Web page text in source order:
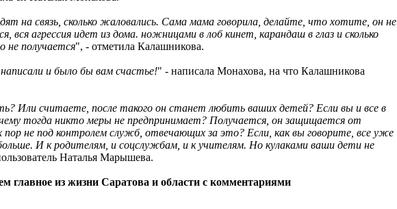
на связь, сколько жаловались. Сама мама говорила, делайте, что хотите, он не
вся агрессия идет из дома. ножницами в лоб кинет, карандаш в глаз и сколько
не получается", - отметила Калашникова.
и было бы вам счастье!" - написала Монахова, на что Калашникова
Или считаете, после такого он станет любить ваших детей? Если вы и все в
тогда никто меры не предпринимает? Получается, он защищается от
не под контролем служб, отвечающих за это? Если, как вы говорите, все уже
И к родителям, и соцслужбам, и к учителям. Но кулаками ваши дети не
Наталья Марышева.
главное из жизни Саратова и области с комментариями